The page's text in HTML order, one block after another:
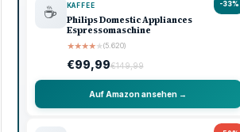
-33%
☕ KAFFEE
Philips Domestic Appliances
Espressomaschine
★★★★★(5.620)
€99,99€149,99
Auf Amazon ansehen →